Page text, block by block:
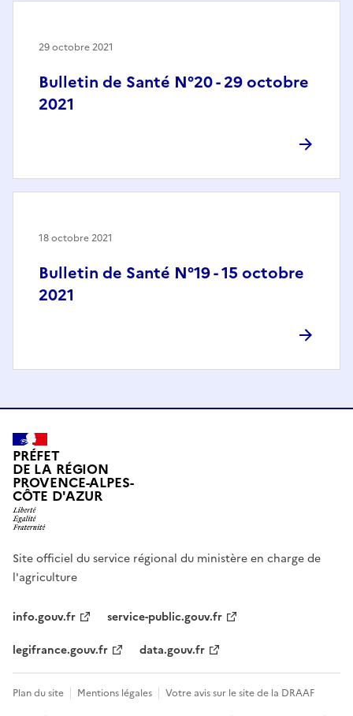
Bulletin de Santé N°20 - 29 octobre
2021
29 octobre 2021
Bulletin de Santé N°19 - 15 octobre
2021
18 octobre 2021
PRÉFET
DE LA RÉGION
PROVENCE-ALPES-
CÔTE D'AZUR
Site officiel du service régional du ministère en charge de
l'agriculture
info.gouv.fr
service-public.gouv.fr
legifrance.gouv.fr
data.gouv.fr
Plan du site Mentions légales
Votre avis sur le site de la DRAAF